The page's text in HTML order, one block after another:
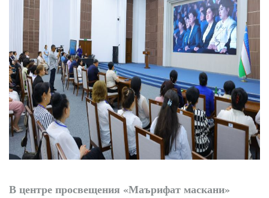
В центре просвещения «Маърифат маскани»